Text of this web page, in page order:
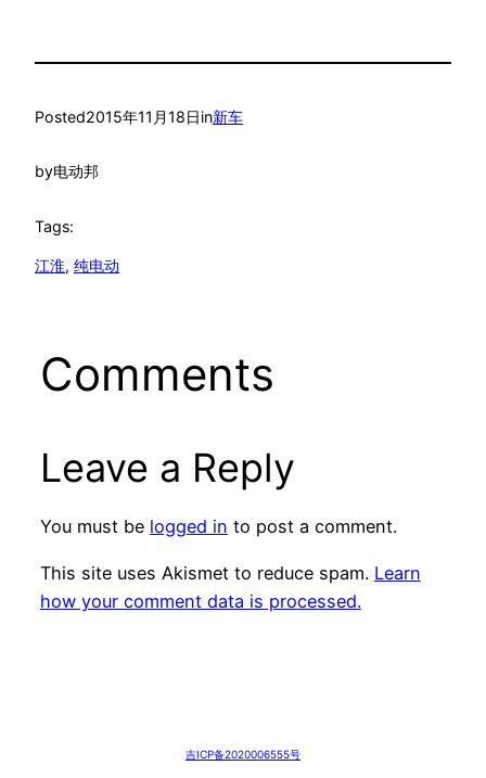
Posted2015年11月18日in新车
by电动邦
Tags:
江淮, 纯电动
Comments
Leave a Reply
You must be logged in to post a comment.
This site uses Akismet to reduce spam. Learn
how your comment data is processed.
吉ICP备2020006555号